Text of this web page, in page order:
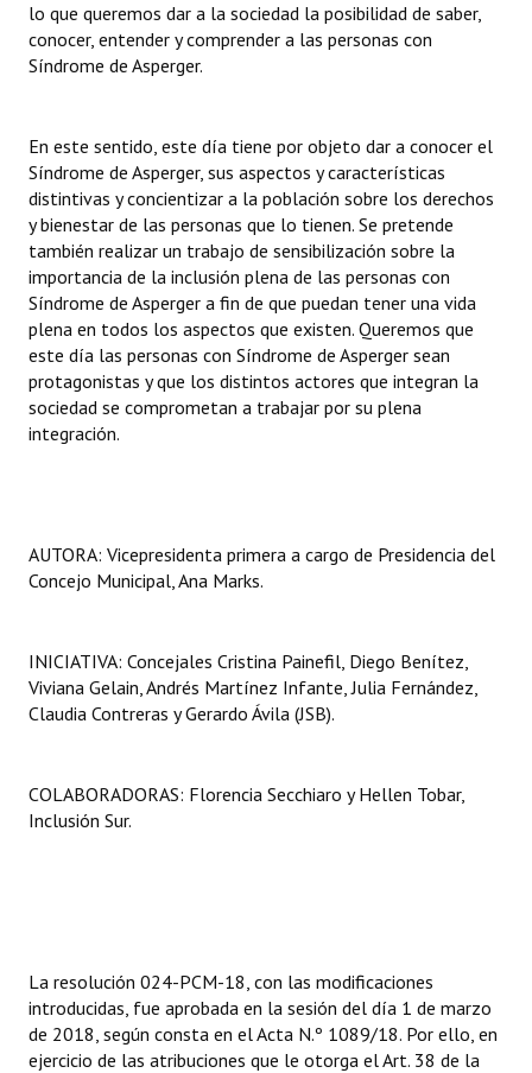
lo que queremos dar a la sociedad la posibilidad de saber,
conocer, entender y comprender a las personas con
Síndrome de Asperger.
En este sentido, este día tiene por objeto dar a conocer el
Síndrome de Asperger, sus aspectos y características
distintivas y concientizar a la población sobre los derechos
y bienestar de las personas que lo tienen. Se pretende
también realizar un trabajo de sensibilización sobre la
importancia de la inclusión plena de las personas con
Síndrome de Asperger a fin de que puedan tener una vida
plena en todos los aspectos que existen. Queremos que
este día las personas con Síndrome de Asperger sean
protagonistas y que los distintos actores que integran la
sociedad se comprometan a trabajar por su plena
integración.
AUTORA: Vicepresidenta primera a cargo de Presidencia del
Concejo Municipal, Ana Marks.
INICIATIVA: Concejales Cristina Painefil, Diego Benítez,
Viviana Gelain, Andrés Martínez Infante, Julia Fernández,
Claudia Contreras y Gerardo Ávila (JSB).
COLABORADORAS: Florencia Secchiaro y Hellen Tobar,
Inclusión Sur.
La resolución 024-PCM-18, con las modificaciones
introducidas, fue aprobada en la sesión del día 1 de marzo
de 2018, según consta en el Acta N.º 1089/18. Por ello, en
ejercicio de las atribuciones que le otorga el Art. 38 de la